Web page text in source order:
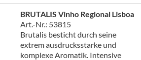
BRUTALIS Vinho Regional Lisboa
Art.-Nr.: 53815
Brutalis besticht durch seine
extrem ausdrucksstarke und
komplexe Aromatik. Intensive